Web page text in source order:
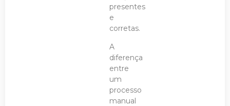
presentes
e
corretas.
A
diferença
entre
um
processo
manual